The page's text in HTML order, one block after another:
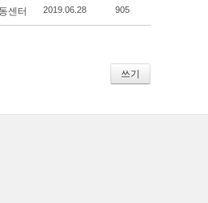
센터 2019.06.28 905
쓰기